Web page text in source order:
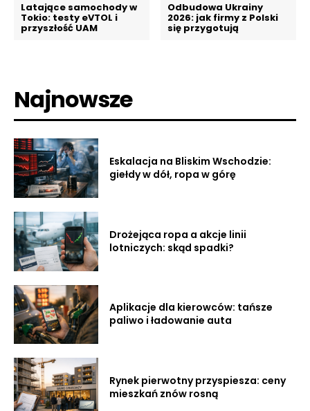
Latające samochody w
Tokio: testy eVTOL i
przyszłość UAM
Odbudowa Ukrainy
2026: jak firmy z Polski
się przygotują
Najnowsze
Eskalacja na Bliskim Wschodzie:
giełdy w dół, ropa w górę
Drożejąca ropa a akcje linii
lotniczych: skąd spadki?
Aplikacje dla kierowców: tańsze
paliwo i ładowanie auta
Rynek pierwotny przyspiesza: ceny
mieszkań znów rosną